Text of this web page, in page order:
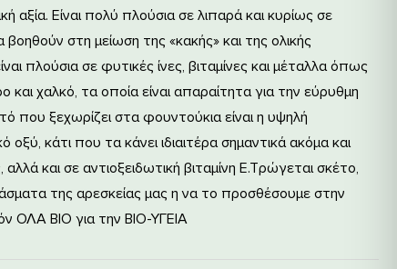
αξία. Είναι πολύ πλούσια σε λιπαρά και κυρίως σε
στη μείωση της «κακής» και της ολικής
πλούσια σε φυτικές ίνες, βιταμίνες και μέταλλα όπως
και χαλκό, τα οποία είναι απαραίτητα για την εύρυθμη
που ξεχωρίζει στα φουντούκια είναι η υψηλή
οξύ, κάτι που τα κάνει ιδιαιτέρα σημαντικά ακόμα και
και σε αντιοξειδωτική βιταμίνη Ε.Τρώγεται σκέτο,
της αρεσκείας μας η να το προσθέσουμε στην
ΟΛΑ ΒΙΟ για την ΒΙΟ-ΥΓΕΙΑ